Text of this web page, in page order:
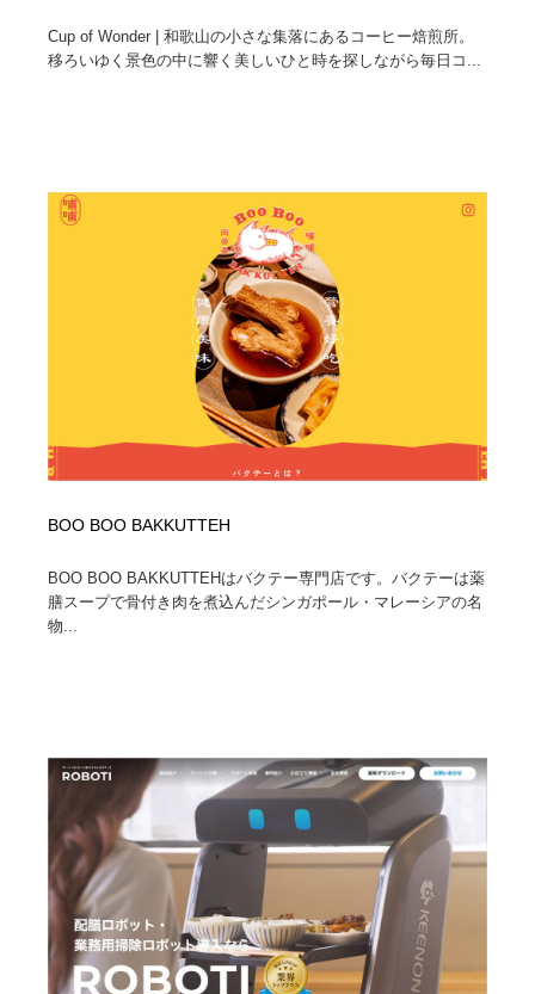
Cup of Wonder | 和歌山の小さな集落にあるコーヒー焙煎所。
移ろいゆく景色の中に響く美しいひと時を探しながら毎日コ...
BOO BOO BAKKUTTEH
BOO BOO BAKKUTTEHはバクテー専門店です。バクテーは薬
膳スープで骨付き肉を煮込んだシンガポール・マレーシアの名
物...